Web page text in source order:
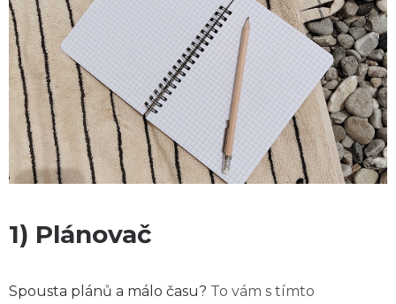
1) Plánovač
Spousta plánů a málo času? To vám s tímto